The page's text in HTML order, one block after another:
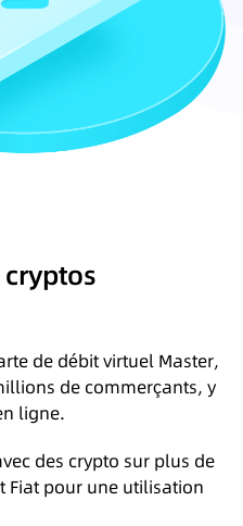
de débit virtuel Master,
de commerçants, y
ligne.
des crypto sur plus de
Fiat pour une utilisation